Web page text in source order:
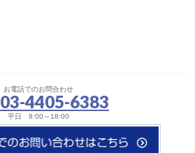
お電話でのお問合わせ
03-4405-6383
平日 9:00～18:00